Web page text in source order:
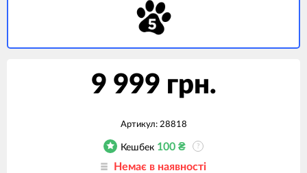
9 999 грн.
Артикул: 28818
Кешбек 100 ₴ ?
Немає в наявності